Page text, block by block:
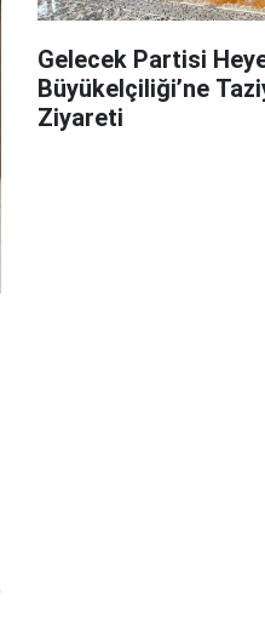
Gelecek Partisi
Büyükelçiliği’ne
Ziyareti